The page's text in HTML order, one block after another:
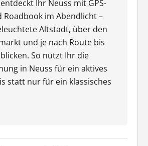
Ihr Neuss mit GPS-
Roadbook im Abendlicht –
Altstadt, über den
und je nach Route bis
So nutzt Ihr die
in Neuss für ein aktives
statt nur für ein klassisches